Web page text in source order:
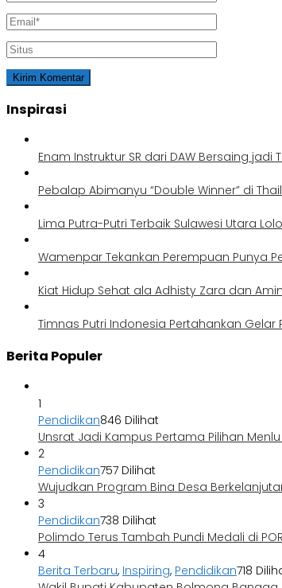
Inspirasi
Enam Instruktur SR dari DAW Bersaing jadi
Pebalap Abimanyu “Double Winner” di
Lima Putra-Putri Terbaik Sulawesi Utara
Wamenpar Tekankan Perempuan Punya
Kiat Hidup Sehat ala Adhisty Zara dan
Timnas Putri Indonesia Pertahankan Gelar
Berita Populer
1
Pendidikan846 Dilihat
Unsrat Jadi Kampus Pertama Pilihan
2
Pendidikan757 Dilihat
Wujudkan Program Bina Desa
3
Pendidikan738 Dilihat
Polimdo Terus Tambah Pundi Medali di
4
Berita Terbaru, Inspiring, Pendidikan718